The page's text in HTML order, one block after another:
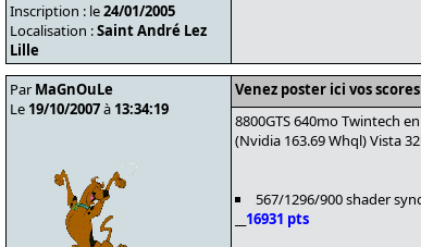
Inscription : le24/01/2005
Localisation :Saint André Lez
Lille
Par MaGnOuLe
Le 19/10/2007à 13:34:19
Venez poster ici vos
8800GTS 640mo Twintech
(Nvidia 163.69 Whql) Vista
567/1296/900 shader
16931 pts